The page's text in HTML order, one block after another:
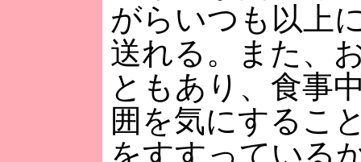
がらいつも以上
送れる。また、
ともあり、食事
囲を気にするこ
をすすっている